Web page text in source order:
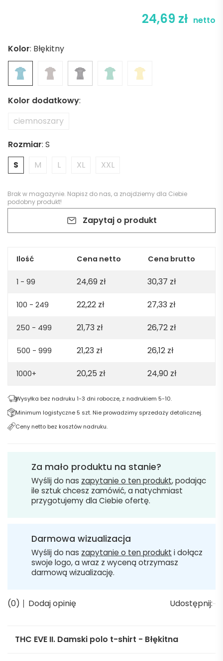
24,69 zł netto
Kolor: Błękitny
Kolor dodatkowy:
ciemnoszary
Rozmiar: S
S
M L XL XXL
Brak w magazynie. Napisz do nas, a znajdziemy dla Ciebie
podobny produkt!
Zapytaj o produkt
Ilość Cena netto Cena brutto
1 - 99 24,69 zł 30,37 zł
100 - 249 22,22 zł 27,33 zł
250 - 499 21,73 zł 26,72 zł
500 - 999 21,23 zł 26,12 zł
1000+ 20,25 zł 24,90 zł
Wysyłka bez nadruku 1-3 dni robocze, z nadrukiem 5-10.
Minimum logistyczne 5 szt. Nie prowadzimy sprzedaży detalicznej.
Ceny netto bez kosztów nadruku.
Za mało produktu na stanie?
Wyślij do nas zapytanie o ten produkt, podając
ile sztuk chcesz zamówić, a natychmiast
przygotujemy dla Ciebie ofertę.
Darmowa wizualizacja
Wyślij do nas zapytanie o ten produkt i dołącz
swoje logo, a wraz z wyceną otrzymasz
darmową wizualizację.
(0) Dodaj opinię Udostępnij:
THC EVE II. Damski polo t-shirt - Błękitna